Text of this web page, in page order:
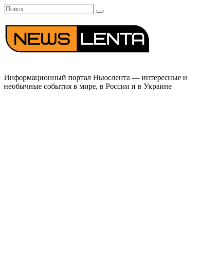
Перейти
к
содержанию
Search
for:
Информационный портал Ньюслента — интересные и
необычные события в мире, в России и в Украине